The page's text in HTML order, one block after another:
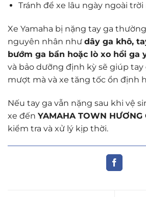
Tránh để xe lâu ngày ngoài
Xe Yamaha bị nặng tay ga
nguyên nhân như dây ga khô,
bướm ga bẩn hoặc lò xo hồi ga
và bảo dưỡng định kỳ sẽ giúp
mượt mà và xe tăng tốc ổn định
Nếu tay ga vẫn nặng sau khi vệ
xe đến YAMAHA TOWN HƯƠNG
kiểm tra và xử lý kịp thời.